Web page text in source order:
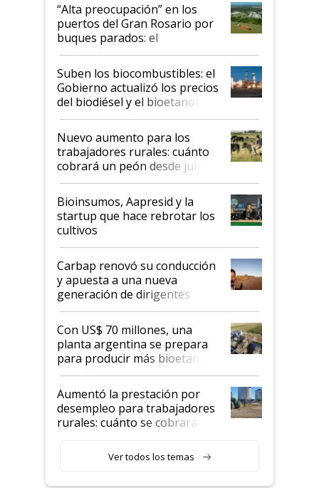
“Alta preocupación” en los
puertos del Gran Rosario por
buques parados: el
funcionamiento de las
exportadoras en tensión tras
la medida de fuerza de los
prácticos
Suben los biocombustibles: el
Gobierno actualizó los precios
del biodiésel y el bioetanol
Nuevo aumento para los
trabajadores rurales: cuánto
cobrará un peón desde julio
Bioinsumos, Aapresid y la
startup que hace rebrotar los
cultivos
Carbap renovó su conducción
y apuesta a una nueva
generación de dirigentes
rurales
Con US$ 70 millones, una
planta argentina se prepara
para producir más bioetanol
que nunca
Aumentó la prestación por
desempleo para trabajadores
rurales: cuánto se cobrará
Ver todos los temas